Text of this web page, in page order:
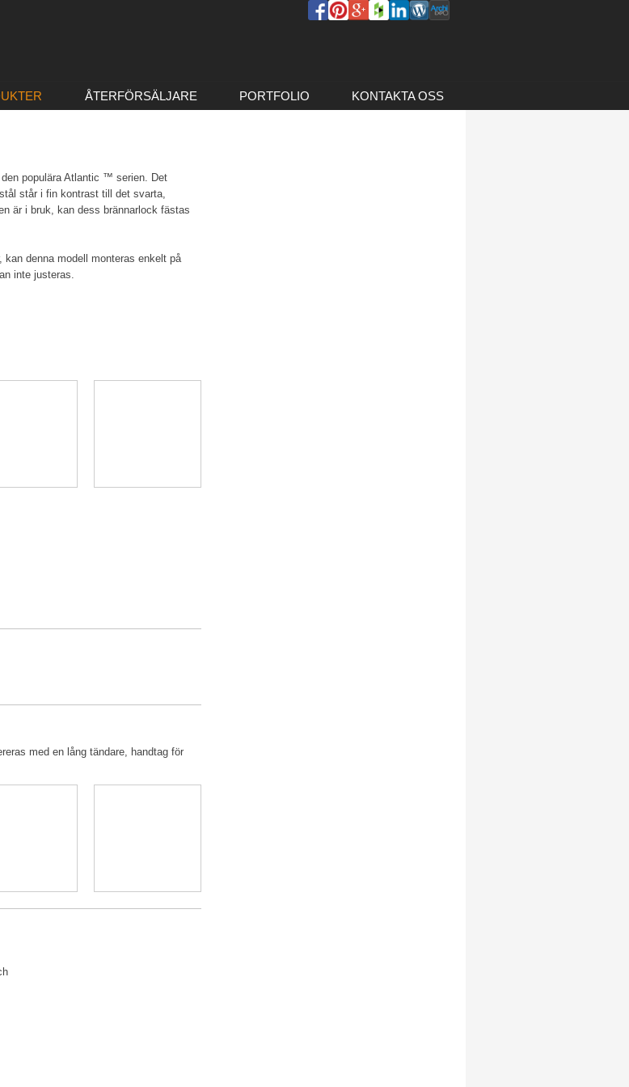
ÅTERFÖRSÄLJARE PORTFOLIO KONTAKTA OSS
populära Atlantic ™ serien. Det
står i fin kontrast till det svarta,
är i bruk, kan dess brännarlock fästas
denna modell monteras enkelt på
inte justeras.
med en lång tändare, handtag för